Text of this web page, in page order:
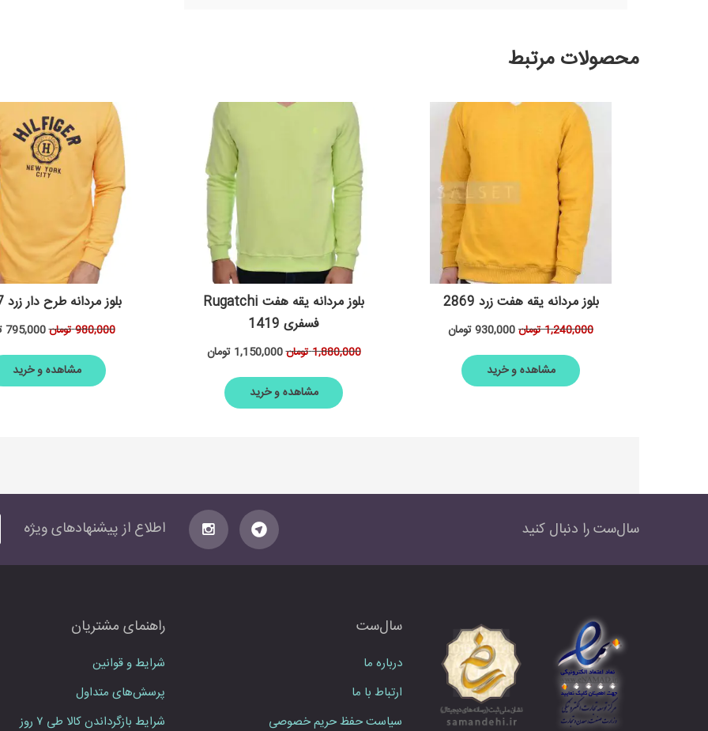
محصولات مرتبط
بلوز مردانه طرح دار زرد 1377
980,000تومان795,000
مشاهده و خرید
بلوز مردانه یقه هفت Rugatchi
فسفری 1419
1,880,000تومان1,150,000 تومان
مشاهده و خرید
بلوز مردانه یقه هفت زرد 2869
1,240,000تومان930,000تومان
مشاهده و خرید
اطلاع از پیشنهاد‌های‌ ویژه
د
سال‌ست را دنبال کنید
راهنمای مشتریان
شرایط و قوانین
پرسش‌های متداول
شرایط بازگرداندن کالا طی ۷ روز
سال‌ست
درباره ما
ارتباط با ما
سیاست حفظ حریم خصوصی